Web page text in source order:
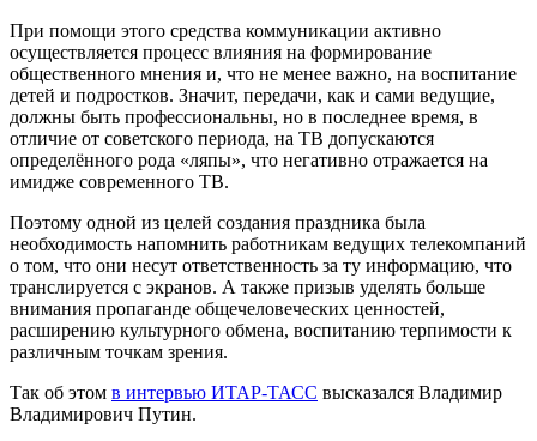
При помощи этого средства коммуникации активно
осуществляется процесс влияния на формирование
общественного мнения и, что не менее важно, на воспитание
детей и подростков. Значит, передачи, как и сами ведущие,
должны быть профессиональны, но в последнее время, в
отличие от советского периода, на ТВ допускаются
определённого рода «ляпы», что негативно отражается на
имидже современного ТВ.
Поэтому одной из целей создания праздника была
необходимость напомнить работникам ведущих телекомпаний
о том, что они несут ответственность за ту информацию, что
транслируется с экранов. А также призыв уделять больше
внимания пропаганде общечеловеческих ценностей,
расширению культурного обмена, воспитанию терпимости к
различным точкам зрения.
Так об этом в интервью ИТАР-ТАСС высказался Владимир
Владимирович Путин.